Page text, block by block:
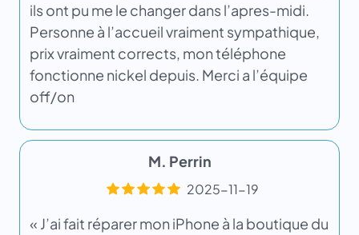
ils ont pu me le changer dans l’apres-midi.
Personne à l’accueil vraiment sympathique,
prix vraiment corrects, mon téléphone
fonctionne nickel depuis. Merci a l’équipe
off/on
M. Perrin
2025-11-19
« J’ai fait réparer mon iPhone à la boutique du